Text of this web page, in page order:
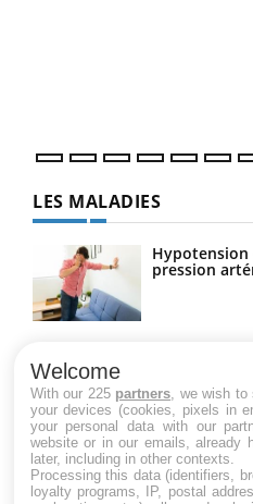
LES MALADIES
pression
Maladie de
Welcome
With our 225 partners , we wish
your devices (cookies, pixels in
your personal data with our
website or in our emails, already
later, including in other contexts.
Processing this data (identifiers,
loyalty programs, IP, postal